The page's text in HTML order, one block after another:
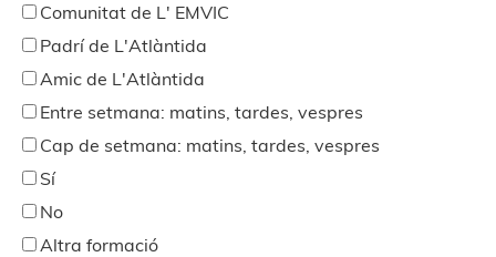
Comunitat de L' EMVIC
Padrí de L'Atlàntida
Amic de L'Atlàntida
Entre setmana: matins, tardes, vespres
Cap de setmana: matins, tardes, vespres
Sí
No
Altra formació